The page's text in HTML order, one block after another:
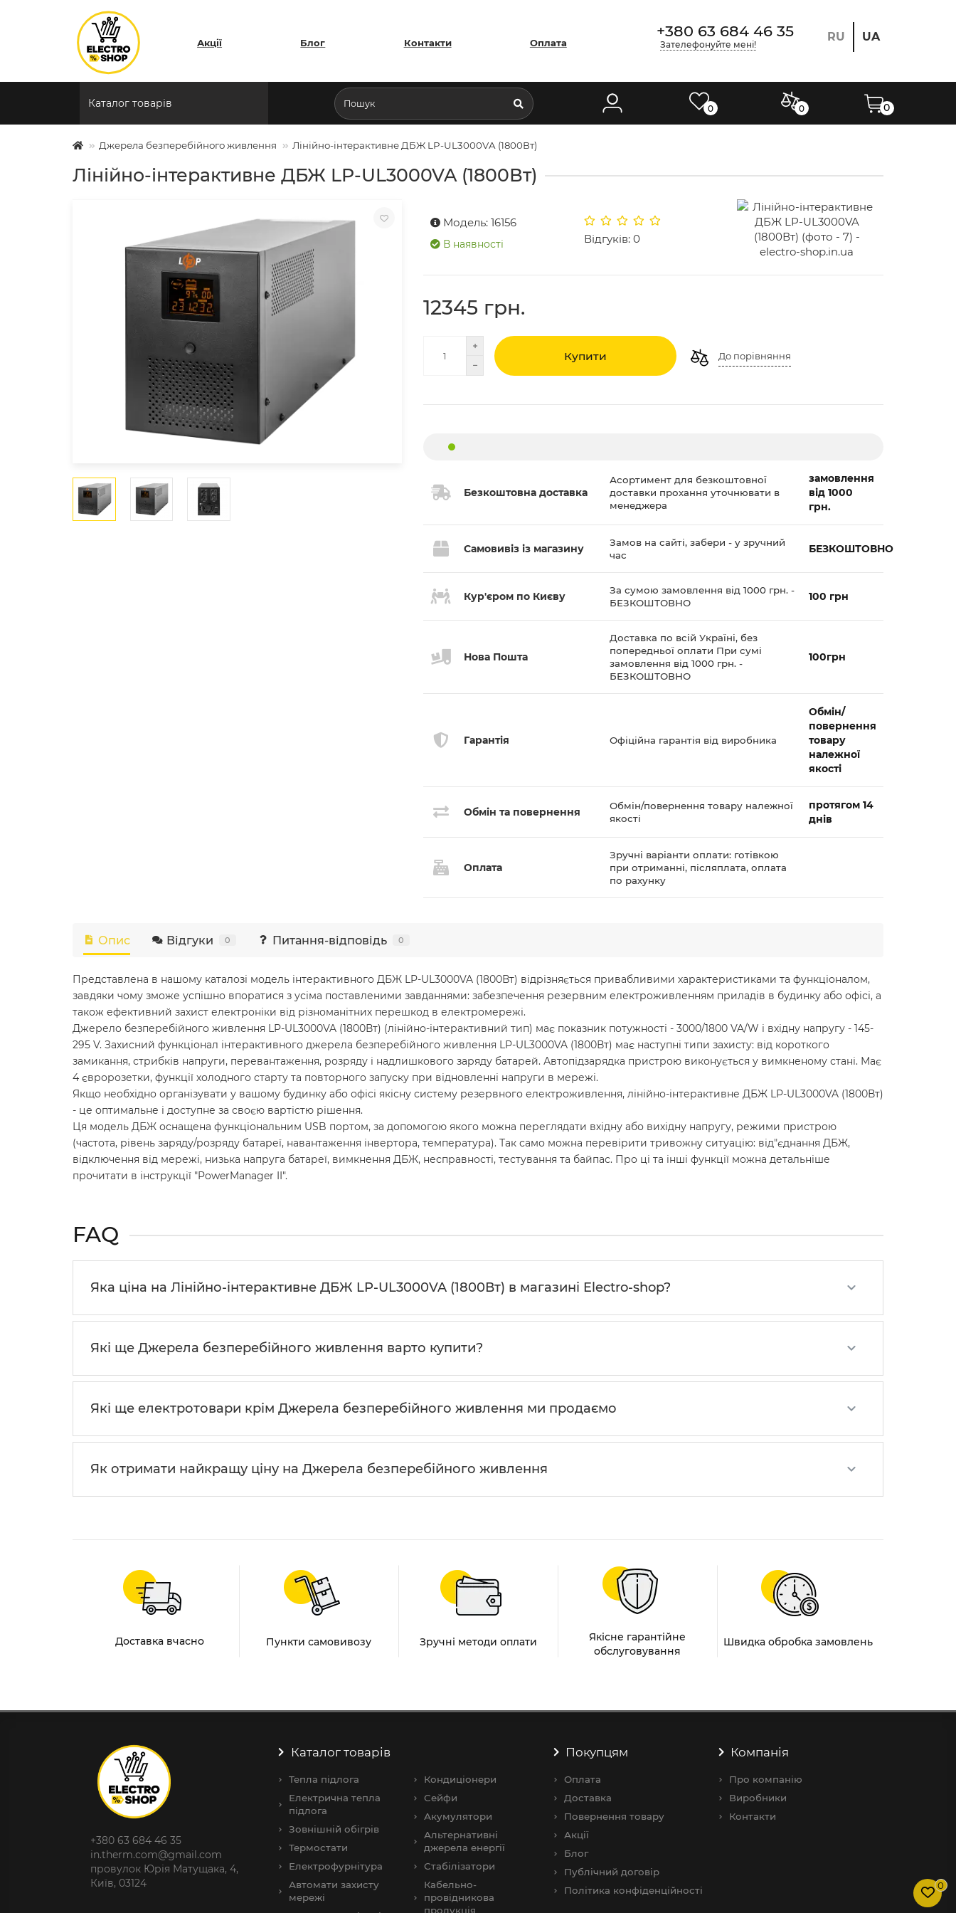
Акції Блог Контакти Оплата
+380 63 684 46 35
Зателефонуйте мені!
RU UA
Каталог товарів 0 0 0
Джерела безперебійного живлення Лінійно-інтерактивне ДБЖ LP-UL3000VA (1800Вт)
Лінійно-інтерактивне ДБЖ LP-UL3000VA (1800Вт)
Модель: 16156
В наявності Відгуків: 0
12345 грн.
Купити До порівняння
Безкоштовна доставка
Асортимент для безкоштовної
доставки прохання уточнювати в
менеджера
замовлення
від 1000
грн.
Самовивіз із магазину
Замов на сайті, забери - у зручний
час
БЕЗКОШТОВНО
Кур'єром по Києву
За сумою замовлення від 1000 грн. -
БЕЗКОШТОВНО
100 грн
Нова Пошта
Доставка по всій Україні, без
попередньої оплати При сумі
замовлення від 1000 грн. -
БЕЗКОШТОВНО
100грн
Гарантія Офіційна гарантія від виробника
Обмін/
повернення
товару
належної
якості
Обмін та повернення
Обмін/повернення товару належної
якості
протягом 14
днів
Оплата
Зручні варіанти оплати: готівкою
при отриманні, післяплата, оплата
по рахунку
Опис Відгуки 0 Питання-відповідь 0
Представлена в нашому каталозі модель інтерактивного ДБЖ LP-UL3000VA (1800Вт) відрізняється привабливими характеристиками та функціоналом,
завдяки чому зможе успішно впоратися з усіма поставленими завданнями: забезпечення резервним електроживленням приладів в будинку або офісі, а
також ефективний захист електроніки від різноманітних перешкод в електромережі.
Джерело безперебійного живлення LP-UL3000VA (1800Вт) (лінійно-інтерактивний тип) має показник потужності - 3000/1800 VA/W і вхідну напругу - 145-
295 V. Захисний функціонал інтерактивного джерела безперебійного живлення LP-UL3000VA (1800Вт) має наступні типи захисту: від короткого
замикання, стрибків напруги, перевантаження, розряду і надлишкового заряду батарей. Автопідзарядка пристрою виконується у вимкненому стані. Має
4 євророзетки, функції холодного старту та повторного запуску при відновленні напруги в мережі.
Якщо необхідно організувати у вашому будинку або офісі якісну систему резервного електроживлення, лінійно-інтерактивне ДБЖ LP-UL3000VA (1800Вт)
- це оптимальне і доступне за своєю вартістю рішення.
Ця модель ДБЖ оснащена функціональним USB портом, за допомогою якого можна переглядати вхідну або вихідну напругу, режими пристрою
(частота, рівень заряду/розряду батареї, навантаження інвертора, температура). Так само можна перевірити тривожну ситуацію: від"єднання ДБЖ,
відключення від мережі, низька напруга батареї, вимкнення ДБЖ, несправності, тестування та байпас. Про ці та інші функції можна детальніше
прочитати в інструкції "PowerManager II".
FAQ
Яка ціна на Лінійно-інтерактивне ДБЖ LP-UL3000VA (1800Вт) в магазині Electro-shop?
Які ще Джерела безперебійного живлення варто купити?
Які ще електротовари крім Джерела безперебійного живлення ми продаємо
Як отримати найкращу ціну на Джерела безперебійного живлення
Доставка вчасно Пункти самовивозу Зручні методи оплати
Якісне гарантійне
обслуговування
Швидка обробка замовлень
+380 63 684 46 35
in.therm.com@gmail.com
провулок Юрія Матущака, 4,
Київ, 03124
Каталог товарів
Тепла підлога
Електрична тепла
підлога
Зовнішнiй обігрів
Термостати
Електрофурнітура
Автомати захисту
мережі
Кондиціонери
Сейфи
Акумулятори
Альтернативні
джерела енергії
Стабілізатори
Кабельно-
провідникова
продукція
Покупцям
Оплата
Доставка
Повернення товару
Акції
Блог
Публічний договір
Політика конфіденційності
Компанія
Про компанію
Виробники
Контакти
0